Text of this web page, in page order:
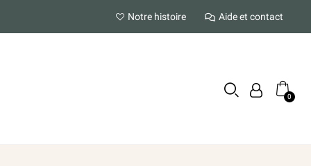
Notre histoire Aide et contact